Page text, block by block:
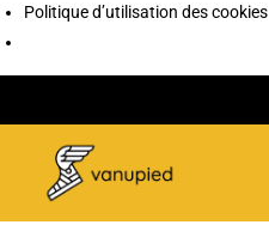
Politique d’utilisation des cookies